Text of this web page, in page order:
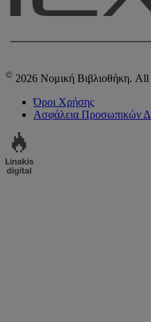
© 2026 Νομική Βιβλιοθήκη.
Όροι Χρήσης
Ασφάλεια Προσωπικών